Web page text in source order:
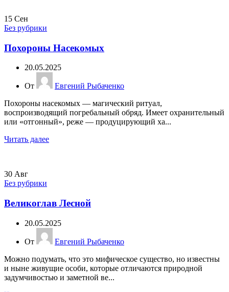
15 Сен
Без рубрики
Похороны Насекомых
20.05.2025
От
Евгений Рыбаченко
Похороны насекомых — магический ритуал,
воспроизводящий погребальный обряд. Имеет охранительный
или «отгонный», реже — продуцирующий ха...
Читать далее
30 Авг
Без рубрики
Великоглав Лесной
20.05.2025
От
Евгений Рыбаченко
Можно подумать, что это мифическое существо, но известны
и ныне живущие особи, которые отличаются природной
задумчивостью и заметной ве...